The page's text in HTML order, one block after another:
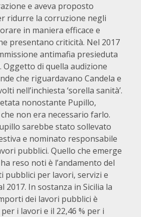
e aveva proposto
ridurre la corruzione negli
in maniera efficace e
presentano criticità. Nel 2017
antimafia presieduta
Oggetto di quella audizione
che riguardavano Candela e
nell’inchiesta ‘sorella sanità’.
nonostante Pupillo,
non era necessario farlo.
sarebbe stato sollevato
e nominato responsabile
pubblici. Quello che emerge
reso noti è l’andamento del
pubblici per lavori, servizi e
2017. In sostanza in Sicilia la
dei lavori pubblici è
i lavori e il 22,46 % per i